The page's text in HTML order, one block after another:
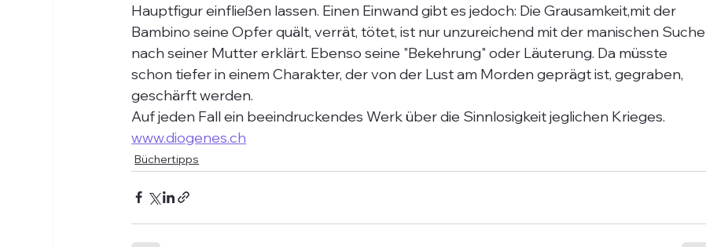
Hauptfigur einfließen lassen. Einen Einwand gibt es jedoch: Die Grausamkeit,mit der
Bambino seine Opfer quält, verrät, tötet, ist nur unzureichend mit der manischen Suche
nach seiner Mutter erklärt. Ebenso seine "Bekehrung" oder Läuterung. Da müsste
schon tiefer in einem Charakter, der von der Lust am Morden geprägt ist, gegraben,
geschärft werden.
Auf jeden Fall ein beeindruckendes Werk über die Sinnlosigkeit jeglichen Krieges.
www.diogenes.ch
Büchertipps